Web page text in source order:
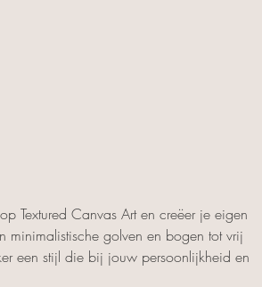
Textured Canvas Art en creëer je eigen
minimalistische golven en bogen tot vrij
een stijl die bij jouw persoonlijkheid en